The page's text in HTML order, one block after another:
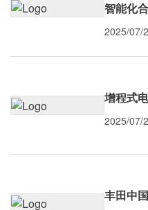
智能化
2025/07/
增程式
2025/07/
丰田中